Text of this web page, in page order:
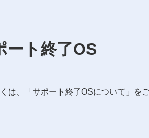
ート終了OS
は、「サポート終了OSについて」を